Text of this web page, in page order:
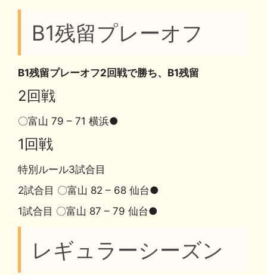
k
B1残留プレーオフ
B1残留プレーオフ2回戦で勝ち、B1残留
2回戦
〇富山 79 – 71 横浜●
1回戦
特別ルール3試合目
2試合目 〇富山 82 – 68 仙台●
1試合目 〇富山 87 – 79 仙台●
レギュラーシーズン